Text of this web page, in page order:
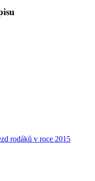
rodáků v roce 2015